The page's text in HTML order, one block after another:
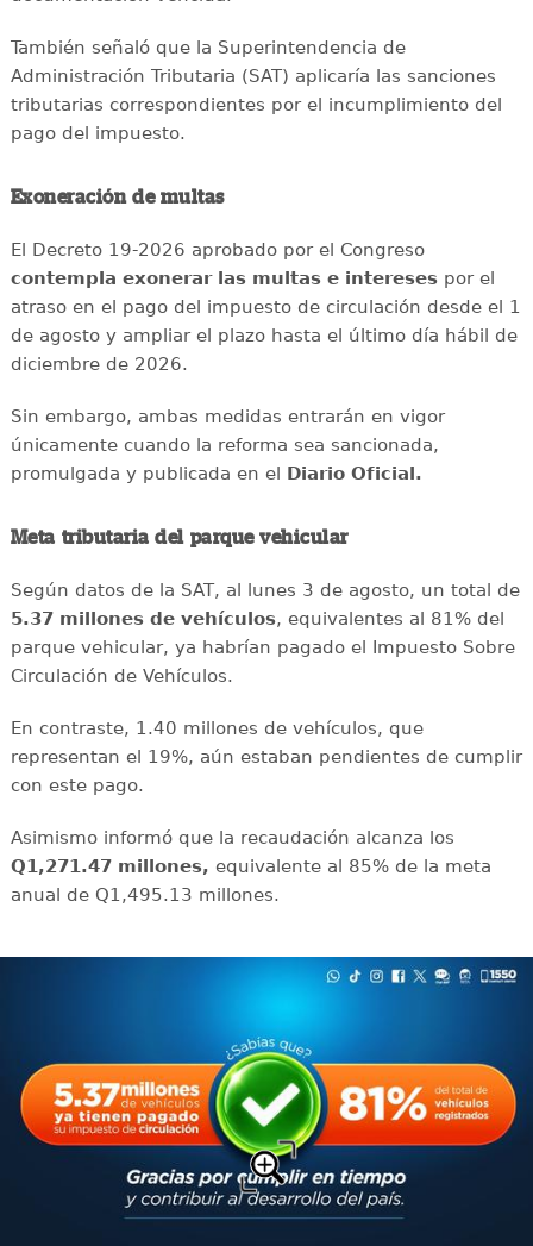
También señaló que la Superintendencia de
Administración Tributaria (SAT) aplicaría las sanciones
tributarias correspondientes por el incumplimiento del
pago del impuesto.
Exoneración de multas
El Decreto 19-2026 aprobado por el Congreso
contempla exonerar las multas e interesespor el
atraso en el pago del impuesto de circulación desde el 1
de agosto y ampliar el plazo hasta el último día hábil de
diciembre de 2026.
Sin embargo, ambas medidas entrarán en vigor
únicamente cuando la reforma sea sancionada,
promulgada y publicada en el
Diario Oficial.
Meta tributaria del parque vehicular
Según datos de la SAT, al lunes 3 de agosto, un total de
5.37 millones de vehículos, equivalentes al 81% del
parque vehicular, ya habrían pagado el Impuesto Sobre
Circulación de Vehículos.
En contraste, 1.40 millones de vehículos, que
representan el 19%, aún estaban pendientes de cumplir
con este pago.
Asimismo informó que la recaudación alcanza los
Q1,271.47 millones, equivalente al 85% de la meta
anual de Q1,495.13 millones.